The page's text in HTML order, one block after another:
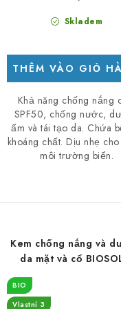
Skladem
THÊM VÀO GIỎ
Khả năng chống nắng
SPF50, chống nước,
ẩm và tái tạo da. Chứa
khoáng chất. Dịu nhẹ
môi trường biển.
Kem chống nắng và
da mặt và cổ
BIO
Vlastní 3